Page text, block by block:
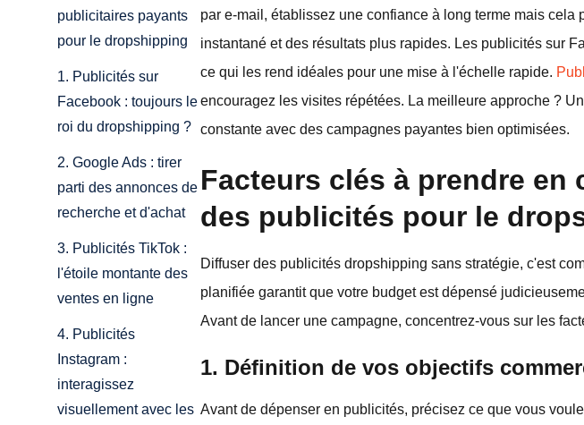
publicitaires payants
pour le dropshipping
1. Publicités sur
Facebook : toujours le
roi du dropshipping ?
2. Google Ads : tirer
parti des annonces de
recherche et d'achat
3. Publicités TikTok :
l'étoile montante des
ventes en ligne
4. Publicités
Instagram :
interagissez
visuellement avec les
par e-mail, établissez une confiance à long terme mais
instantané et des résultats plus rapides. Les publicités sur
ce qui les rend idéales pour une mise à l'échelle rapide.
encouragez les visites répétées. La meilleure approche ?
constante avec des campagnes payantes bien optimisées.
Facteurs clés à prendre
des publicités pour le
Diffuser des publicités dropshipping sans stratégie, c'est
planifiée garantit que votre budget est dépensé
Avant de lancer une campagne, concentrez-vous sur les
1. Définition de vos objectifs
Avant de dépenser en publicités, précisez ce que vous